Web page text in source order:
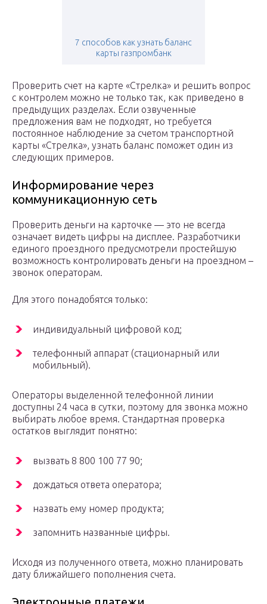
7 способов как узнать баланс
карты газпромбанк
Проверить счет на карте «Стрелка» и решить вопрос
с контролем можно не только так, как приведено в
предыдущих разделах. Если озвученные
предложения вам не подходят, но требуется
постоянное наблюдение за счетом транспортной
карты «Стрелка», узнать баланс поможет один из
следующих примеров.
Информирование через
коммуникационную сеть
Проверить деньги на карточке — это не всегда
означает видеть цифры на дисплее. Разработчики
единого проездного предусмотрели простейшую
возможность контролировать деньги на проездном –
звонок операторам.
Для этого понадобятся только:
индивидуальный цифровой код;
телефонный аппарат (стационарный или
мобильный).
Операторы выделенной телефонной линии
доступны 24 часа в сутки, поэтому для звонка можно
выбирать любое время. Стандартная проверка
остатков выглядит понятно:
вызвать 8 800 100 77 90;
дождаться ответа оператора;
назвать ему номер продукта;
запомнить названные цифры.
Исходя из полученного ответа, можно планировать
дату ближайшего пополнения счета.